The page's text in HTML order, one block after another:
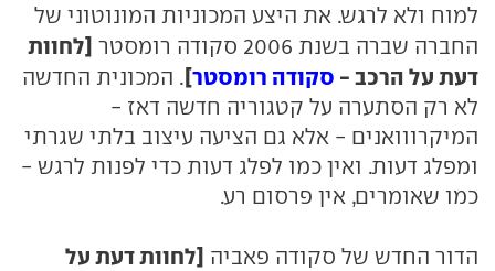
למוח ולא לרגש. את היצע המכוניות המונוטוני של
החברה שברה בשנת 2006 סקודה רומסטר
[לחוות
דעת על הרכב - סקודה רומסטר]. המכונית החדשה
לא רק הסתערה על קטגוריה חדשה דאז -
המיקרווואנים - אלא גם הציעה עיצוב בלתי שגרתי
ומפלג דעות. ואין כמו לפלג דעות כדי לפנות לרגש -
כמו שאומרים, אין פרסום רע.
הדור החדש של סקודה פאביה [לחוות דעת על